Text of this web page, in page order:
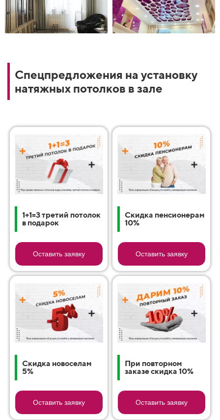
Спецпредложения на установку
натяжных потолков в зале
1+1=3 третий потолок
в подарок
Оставить заявку
Скидка пенсионерам
10%
Оставить заявку
Скидка новоселам
5%
Оставить заявку
При повторном
заказе скидка 10%
Оставить заявку